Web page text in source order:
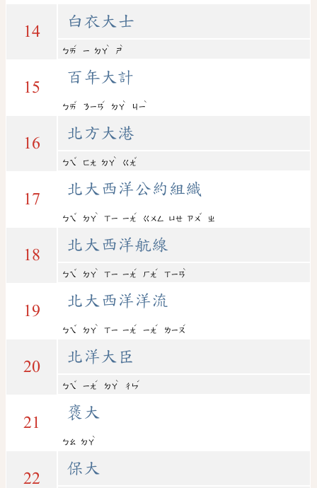
14
白衣大士
ㄅㄞ
ˊ
ㄧ ㄉㄚ
ˋ
ㄕ
ˋ
15
百年大計
ㄅㄞ
ˇ
ㄋㄧㄢ
ˊ
ㄉㄚ
ˋ
ㄐㄧ
ˋ
16
北方大港
ㄅㄟ
ˇ
ㄈㄤ ㄉㄚ
ˋ
ㄍㄤ
ˇ
17
北大西洋公約組織
ㄅㄟ
ˇ
ㄉㄚ
ˋ
ㄒㄧ ㄧㄤ
ˊ
ㄍㄨㄥ ㄩㄝ ㄗㄨ
ˇ
ㄓ
18
北大西洋航線
ㄅㄟ
ˇ
ㄉㄚ
ˋ
ㄒㄧ ㄧㄤ
ˊ
ㄏㄤ
ˊ
ㄒㄧㄢ
ˋ
19
北大西洋洋流
ㄅㄟ
ˇ
ㄉㄚ
ˋ
ㄒㄧ ㄧㄤ
ˊ
ㄧㄤ
ˊ
ㄌㄧㄡ
ˊ
20
北洋大臣
ㄅㄟ
ˇ
ㄧㄤ
ˊ
ㄉㄚ
ˋ
ㄔㄣ
ˊ
21
褒大
ㄅㄠ ㄉㄚ
ˋ
22
保大